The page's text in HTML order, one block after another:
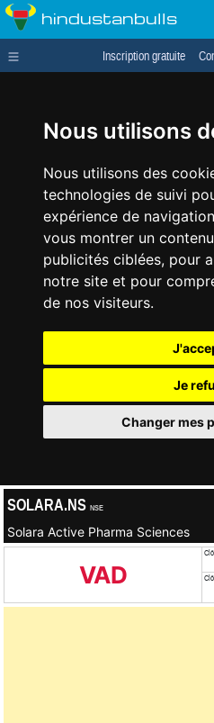
Nous utilisons
Nous utilisons des
technologies de suivi
expérience de
vous montrer un
publicités ciblées, pour
notre site et pour
de nos visiteurs.
Je
Changer mes
hindustanbulls
Inscription gratuite
SOLARA.NS NSE
Solara Active Pharma Sciences
VAD